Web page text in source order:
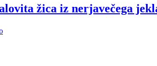
žica iz nerjavečega